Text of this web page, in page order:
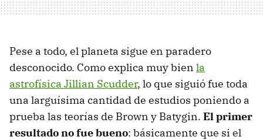
Pese a todo, el planeta sigue en paradero
desconocido. Como explica muy bien la
astrofísica Jillian Scudder, lo que siguió fue toda
una larguísima cantidad de estudios poniendo a
prueba las teorías de Brown y Batygin. El primer
resultado no fue bueno: básicamente que si el